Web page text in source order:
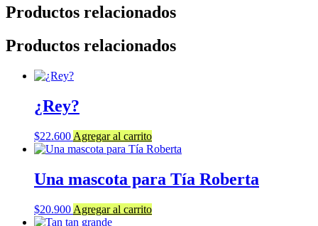
Productos relacionados
Productos relacionados
¿Rey?
$22.600 Agregar al carrito
Una mascota para Tía Roberta
$20.900 Agregar al carrito